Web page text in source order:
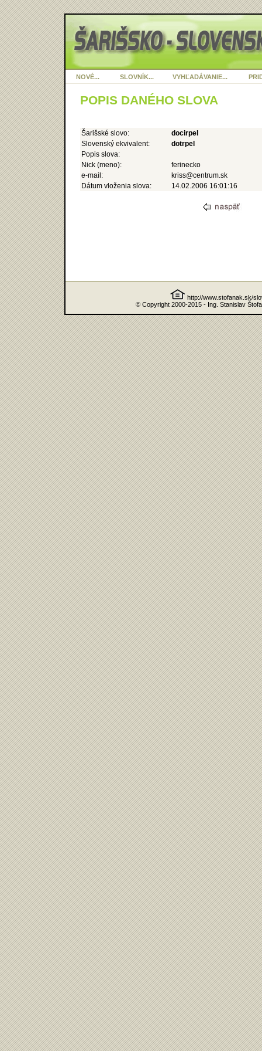
NOVÉ... SLOVNÍK... VYHĽADÁVANIE...
POPIS DANÉHO SLOVA
Šarišské slovo:
docirpel
Slovenský ekvivalent:
dotrpel
Popis slova:
Nick (meno):
ferinecko
e-mail:
kriss@centrum.sk
Dátum vloženia slova:
14.02.2006 16:01:16
http://www.stofanak.sk/
© Copyright 2000-2015 - Ing. Stanislav